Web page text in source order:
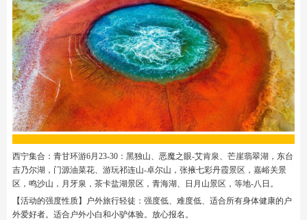
西宁集合：青甘环游6月23-30：黑独山、恶魔之眼-艾肯泉、芒崖翡翠湖，东台
吉乃尔湖，门源油菜花、游玩祁连山-卓尔山，张掖七彩丹霞景区，嘉峪关景
区，鸣沙山，月牙泉，茶卡盐湖景区，青海湖、日月山景区，等地-八日。
【活动的强度性质】户外旅行轻徒：强度低、难度低、适合所有身体健康的户
外爱好者。适合户外小白和小驴体验。放心报名。